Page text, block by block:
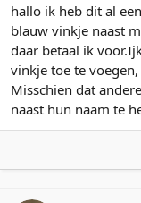
s
t
a
t
e
r
m
hallo ik heb dit al
blauw vinkje naast
daar betaal ik
vinkje toe te
Misschien dat
naast hun naam te